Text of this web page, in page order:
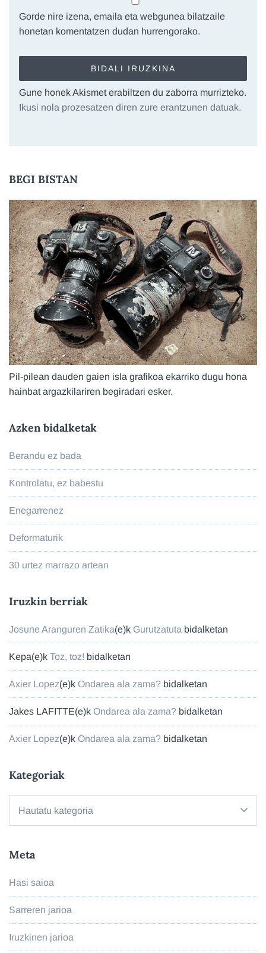
Gorde nire izena, emaila eta webgunea bilatzaile
honetan komentatzen dudan hurrengorako.
Gune honek Akismet erabiltzen du zaborra murrizteko.
Ikusi nola prozesatzen diren zure erantzunen datuak.
BEGI BISTAN
Pil-pilean dauden gaien isla grafikoa ekarriko dugu hona
hainbat argazkilariren begiradari esker.
Azken bidalketak
Berandu ez bada
Kontrolatu, ez babestu
Enegarrenez
Deformaturik
30 urtez marrazo artean
Iruzkin berriak
Josune Aranguren Zatika(e)k Gurutzatuta bidalketan
Kepa(e)k Toz, toz! bidalketan
Axier Lopez(e)k Ondarea ala zama? bidalketan
Jakes LAFITTE(e)k Ondarea ala zama? bidalketan
Axier Lopez(e)k Ondarea ala zama? bidalketan
Kategoriak
Meta
Hasi saioa
Sarreren jarioa
Iruzkinen jarioa